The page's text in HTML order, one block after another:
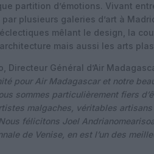
partition d’émotions. Vivant
plusieurs galeries d’art à
mêlant le design, la
mais aussi les arts
Directeur Général d’Air
pour Air Madagascar et notre
sommes particulièrement fiers
malgaches, véritables
félicitons Joel
de Venise, en est l’un des